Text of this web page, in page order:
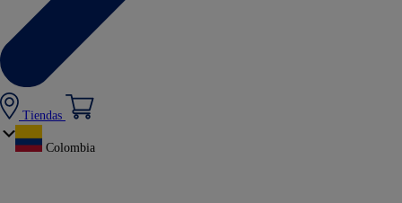
Tiendas
Colombia